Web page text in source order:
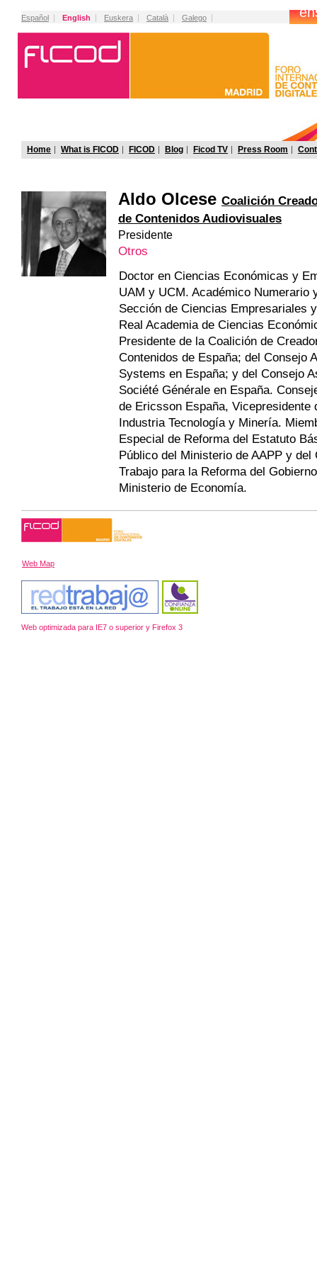
Español English Euskera Català Galego
Aldo Olcese Coalición
de Contenidos Audiovisuales
Presidente
Otros
Doctor en Ciencias Económicas y
UAM y UCM. Académico Numerario
Sección de Ciencias Empresariales
Real Academia de Ciencias
Presidente de la Coalición de
Contenidos de España; del Consejo
Systems en España; y del Consejo
Société Générale en España.
de Ericsson España, Vicepresidente
Industria Tecnología y Minería.
Especial de Reforma del Estatuto
Público del Ministerio de AAPP y del
Trabajo para la Reforma del
Ministerio de Economía.
Home What is FICOD FICOD Blog Ficod TV Press Room
Web Map
Web optimizada para IE7 o superior y Firefox 3